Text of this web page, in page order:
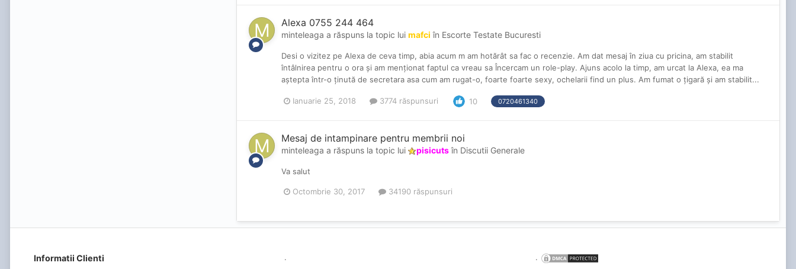
Alexa 0755 244 464
minteleaga a răspuns la topic lui mafci în Escorte Testate Bucuresti
Desi o vizitez pe Alexa de ceva timp, abia acum m am hotărât sa fac o recenzie. Am dat mesaj în ziua cu pricina, am stabilit
întâlnirea pentru o ora și am menționat faptul ca vreau sa Încercam un role-play. Ajuns acolo la timp, am urcat la Alexa, ea ma
aștepta într-o ținută de secretara asa cum am rugat-o, foarte foarte sexy, ochelarii find un plus. Am fumat o țigară și am stabilit...
Ianuarie 25, 2018 3774 răspunsuri 10 0720461340
Mesaj de intampinare pentru membrii noi
minteleaga a răspuns la topic lui pisicutsîn Discutii Generale
Va salut
Octombrie 30, 2017 34190 răspunsuri
Informatii Clienti . .